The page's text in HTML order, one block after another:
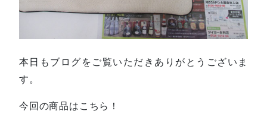
本日もブログをご覧いただきありがとうございま
す。
今回の商品はこちら！